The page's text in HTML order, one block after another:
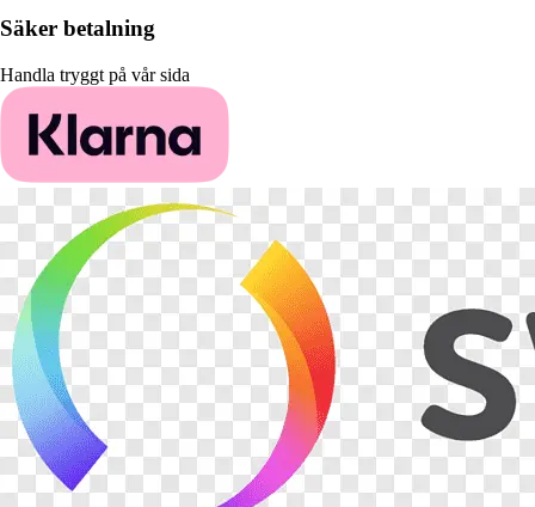
Säker betalning
Handla tryggt på vår sida